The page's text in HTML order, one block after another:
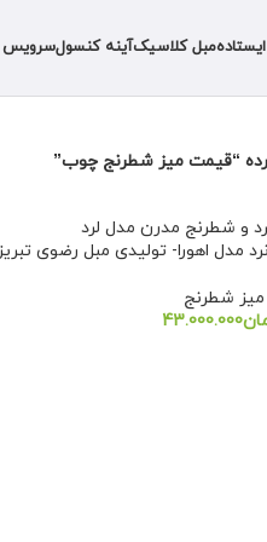
مبل کلاسیکآینه کنسولسرویس
“قیمت میز شطرنج چوب”
مدل اهورا- تولیدی مبل رضوی تبریز
میز شطرنج